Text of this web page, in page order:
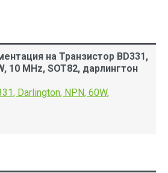
на Транзистор BD331,
10 MHz, SOT82, дарлингтон
Darlington, NPN, 60W,